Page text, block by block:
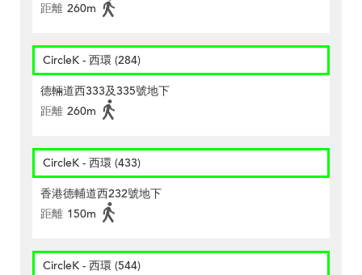
距離 260m
CircleK - 西環 (284)
德輛道西333及335號地下
距離 260m
CircleK - 西環 (433)
香港德輔道西232號地下
距離 150m
CircleK - 西環 (544)